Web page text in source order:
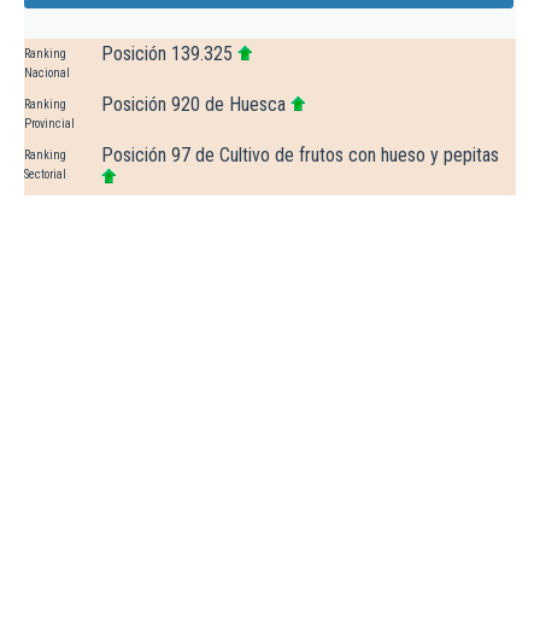
Ranking
Nacional
Posición 139.325
Ranking
Provincial
Posición 920 de Huesca
Ranking
Sectorial
Posición 97 de Cultivo de frutos con hueso y pepitas